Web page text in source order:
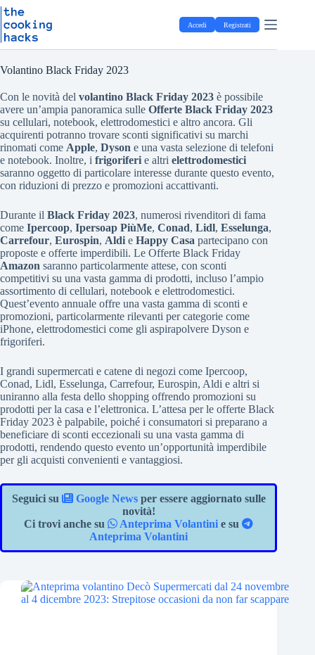
S
t
a
c
o
n
t
e
n
u
t
Salta
al
contenuto
Accedi Registrati
Volantino Black Friday 2023
Con le novità del volantino Black Friday 2023 è possibile
avere un’ampia panoramica sulle Offerte Black Friday 2023
su cellulari, notebook, elettrodomestici e altro ancora. Gli
acquirenti potranno trovare sconti significativi su marchi
rinomati come Apple, Dyson e una vasta selezione di telefoni
e notebook. Inoltre, i frigoriferi e altri elettrodomestici
saranno oggetto di particolare interesse durante questo evento,
con riduzioni di prezzo e promozioni accattivanti.
Durante il Black Friday 2023, numerosi rivenditori di fama
come Ipercoop, Ipersoap PiùMe, Conad, Lidl, Esselunga,
Carrefour, Eurospin, Aldi e Happy Casa partecipano con
proposte e offerte imperdibili. Le Offerte Black Friday
Amazon saranno particolarmente attese, con sconti
competitivi su una vasta gamma di prodotti, incluso l’ampio
assortimento di cellulari, notebook e elettrodomestici.
Quest’evento annuale offre una vasta gamma di sconti e
promozioni, particolarmente rilevanti per categorie come
iPhone, elettrodomestici come gli aspirapolvere Dyson e
frigoriferi.
I grandi supermercati e catene di negozi come Ipercoop,
Conad, Lidl, Esselunga, Carrefour, Eurospin, Aldi e altri si
uniranno alla festa dello shopping offrendo promozioni su
prodotti per la casa e l’elettronica. L’attesa per le offerte Black
Friday 2023 è palpabile, poiché i consumatori si preparano a
beneficiare di sconti eccezionali su una vasta gamma di
prodotti, rendendo questo evento un’opportunità imperdibile
per gli acquisti convenienti e vantaggiosi.
Seguici su Google Newsper essere aggiornato sulle
novità!
Ci trovi anche su
Anteprima Volantini e su
Anteprima Volantini